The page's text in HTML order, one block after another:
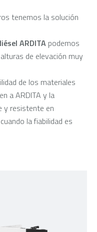
tenemos la solución
ARDITA podemos
de elevación muy
de los materiales
a ARDITA y la
y resistente en
la fiabilidad es